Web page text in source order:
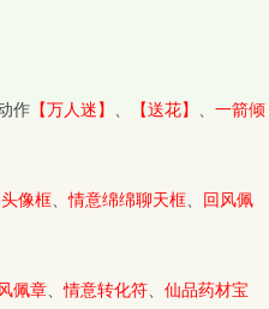
作 【万人迷】 【送花】
一箭倾
像框 、情意绵绵聊天框
回风佩
佩章 、情意转化符
仙品药材宝